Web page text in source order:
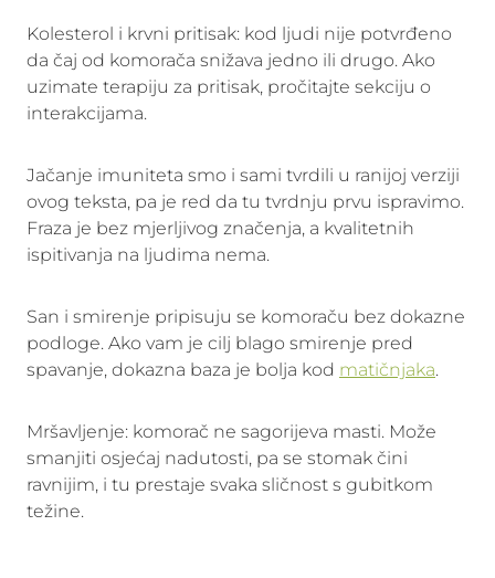
Kolesterol i krvni pritisak: kod ljudi nije potvrđeno
da čaj od komorača snižava jedno ili drugo. Ako
uzimate terapiju za pritisak, pročitajte sekciju o
interakcijama.
Jačanje imuniteta smo i sami tvrdili u ranijoj verziji
ovog teksta, pa je red da tu tvrdnju prvu ispravimo.
Fraza je bez mjerljivog značenja, a kvalitetnih
ispitivanja na ljudima nema.
San i smirenje pripisuju se komoraču bez dokazne
podloge. Ako vam je cilj blago smirenje pred
spavanje, dokazna baza je bolja kod matičnjaka.
Mršavljenje: komorač ne sagorijeva masti. Može
smanjiti osjećaj nadutosti, pa se stomak čini
ravnijim, i tu prestaje svaka sličnost s gubitkom
težine.